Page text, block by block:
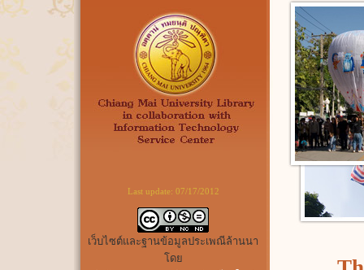
Last update: 07/17/2012
เว็บไซต์และฐานข้อมูลประเพณีล้านนา
โดย